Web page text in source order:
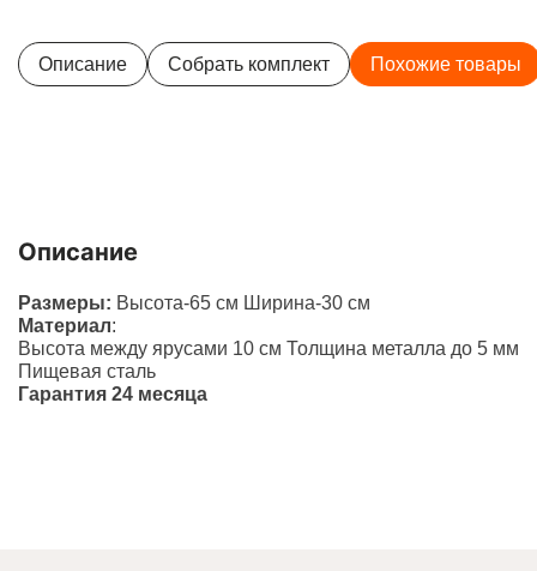
Описание Собрать комплект Похожие товары
Описание
Размеры: Высота-65 см Ширина-30 см
Материал:
Высота между ярусами 10 см Толщина металла до 5 мм
Пищевая сталь
Гарантия 24 месяца